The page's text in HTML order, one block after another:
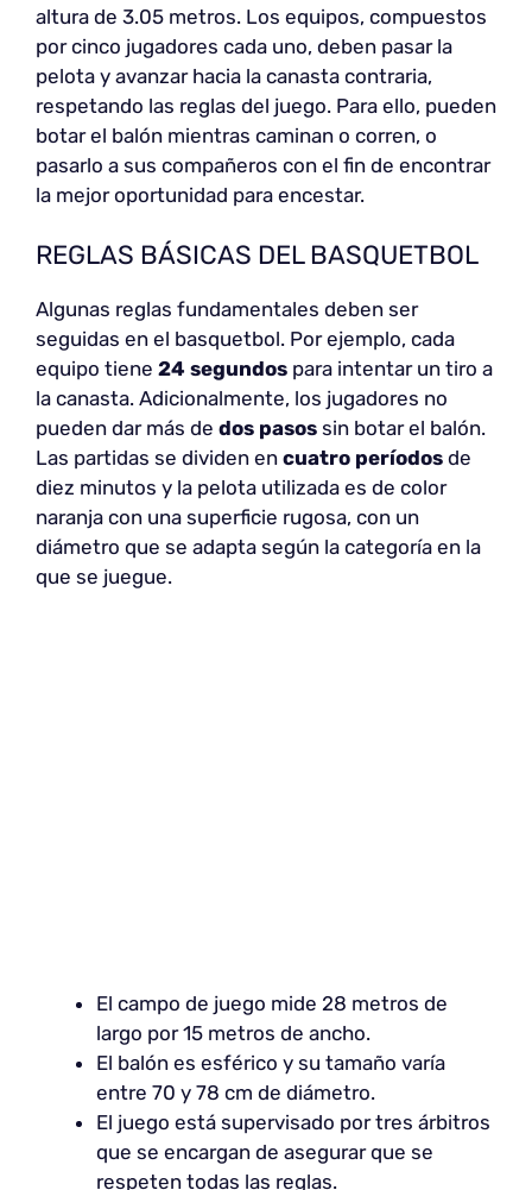
altura de 3.05 metros. Los equipos, compuestos
por cinco jugadores cada uno, deben pasar la
pelota y avanzar hacia la canasta contraria,
respetando las reglas del juego. Para ello, pueden
botar el balón mientras caminan o corren, o
pasarlo a sus compañeros con el fin de encontrar
la mejor oportunidad para encestar.
REGLAS BÁSICAS DEL BASQUETBOL
Algunas reglas fundamentales deben ser
seguidas en el basquetbol. Por ejemplo, cada
equipo tiene 24 segundos para intentar un tiro a
la canasta. Adicionalmente, los jugadores no
pueden dar más de dos pasos sin botar el balón.
Las partidas se dividen en cuatro períodos de
diez minutos y la pelota utilizada es de color
naranja con una superficie rugosa, con un
diámetro que se adapta según la categoría en la
que se juegue.
El campo de juego mide 28 metros de
largo por 15 metros de ancho.
El balón es esférico y su tamaño varía
entre 70 y 78 cm de diámetro.
El juego está supervisado por tres árbitros
que se encargan de asegurar que se
respeten todas las reglas.